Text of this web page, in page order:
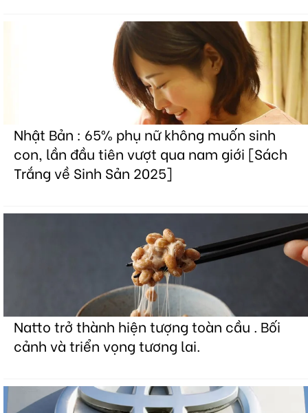
Nhật Bản : 65% phụ nữ không muốn sinh
con, lần đầu tiên vượt qua nam giới [Sách
Trắng về Sinh Sản 2025]
Natto trở thành hiện tượng toàn cầu . Bối
cảnh và triển vọng tương lai.